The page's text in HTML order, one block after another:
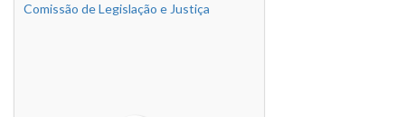
Comissão de Legislação e Justiça